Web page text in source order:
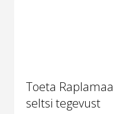
Toeta Raplamaa
seltsi tegevust